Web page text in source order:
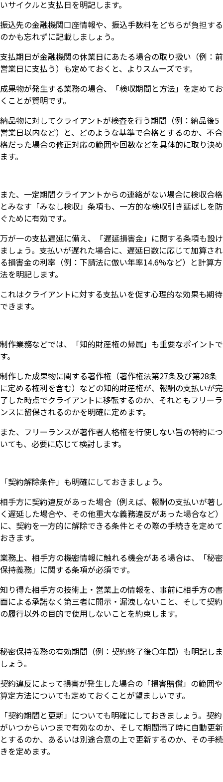
いサイクルと支払日を明記します。
振込先の金融機関口座情報や、振込手数料をどちらが負担する
のかも忘れずに記載しましょう。
支払期日が金融機関の休業日にあたる場合の取り扱い（例：前
営業日に支払う）も定めておくと、よりスムーズです。
成果物が発生する業務の場合、「検収期間と方法」を定めてお
くことが賢明です。
納品物に対してクライアントが検査を行う期間（例：納品後5
営業日以内など）と、どのような基準で合格とするのか、不合
格だった場合の修正対応の範囲や回数などを具体的に取り決め
ます。
また、一定期間クライアントからの連絡がない場合に検収合格
とみなす「みなし検収」条項も、一方的な検収引き延ばしを防
ぐために有効です。
万が一の支払遅延に備え、「遅延損害金」に関する条項も設け
ましょう。支払いが遅れた場合に、遅延日数に応じて加算され
る損害金の利率（例：下請法に倣い年率14.6%など）と計算方
法を明記します。
これはクライアントに対する支払いを促す心理的な効果も期待
できます。
制作業務などでは、「知的財産権の帰属」も重要なポイントで
す。
制作した成果物に関する著作権（著作権法第27条及び第28条
に定める権利を含む）などの知的財産権が、報酬の支払いが完
了した時点でクライアントに移転するのか、それともフリーラ
ンスに留保されるのかを明確に定めます。
また、フリーランスが著作者人格権を行使しない旨の特約につ
いても、必要に応じて検討します。
「契約解除条件」も明確にしておきましょう。
相手方に契約違反があった場合（例えば、報酬の支払いが著し
く遅延した場合や、その他重大な義務違反があった場合など）
に、契約を一方的に解除できる条件とその際の手続きを定めて
おきます。
業務上、相手方の機密情報に触れる機会がある場合は、「秘密
保持義務」に関する条項が必須です。
知り得た相手方の技術上・営業上の情報を、事前に相手方の書
面による承諾なく第三者に開示・漏洩しないこと、そして契約
の履行以外の目的で使用しないことを約束します。
秘密保持義務の有効期間（例：契約終了後〇年間）も明記しま
しょう。
契約違反によって損害が発生した場合の「損害賠償」の範囲や
算定方法についても定めておくことが望ましいです。
「契約期間と更新」についても明確にしておきましょう。契約
がいつからいつまで有効なのか、そして期間満了時に自動更新
とするのか、あるいは別途合意の上で更新するのか、その手続
きを定めます。